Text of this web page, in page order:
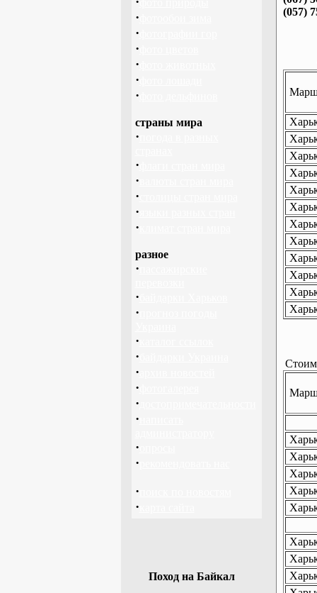
·
·
·
·
·
·
страны мира
·
·
·
·
·
·
разное
·
·
·
·
·
·
·
·
·
·
·
·
·
Поход на Байкал
(057)